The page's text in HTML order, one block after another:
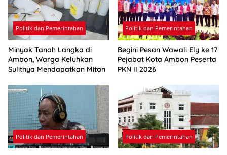
Politik dan Pemerintahan
Minyak Tanah Langka di
Ambon, Warga Keluhkan
Sulitnya Mendapatkan Mitan
Politik dan Pemerintahan
Begini Pesan Wawali Ely ke 17
Pejabat Kota Ambon Peserta
PKN II 2026
Politik dan Pemerintahan Politik dan Pemerintahan